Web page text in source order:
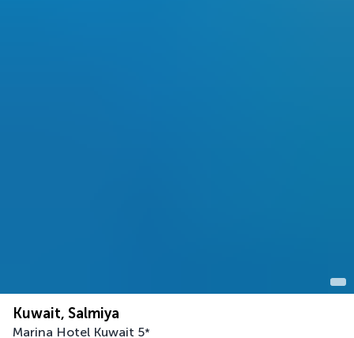
Kuwait, Salmiya
Marina Hotel Kuwait 5*